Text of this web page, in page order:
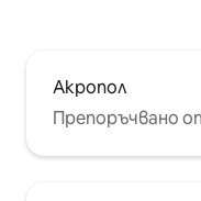
Акропол
Препоръчвано